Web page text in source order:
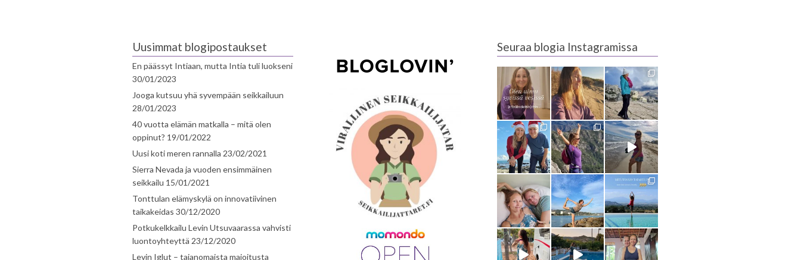
Uusimmat blogipostaukset
En päässyt Intiaan, mutta Intia tuli luokseni
30/01/2023
Jooga kutsuu yhä syvempään seikkailuun
28/01/2023
40 vuotta elämän matkalla – mitä olen
oppinut? 19/01/2022
Uusi koti meren rannalla 23/02/2021
Sierra Nevada ja vuoden ensimmäinen
seikkailu 15/01/2021
Tonttulan elämyskylä on innovatiivinen
taikakeidas 30/12/2020
Potkukelkkailu Levin Utsuvaarassa vahvisti
luontoyhteyttä 23/12/2020
Levin Iglut – taianomaista majoitusta
Seuraa blogia Instagramissa